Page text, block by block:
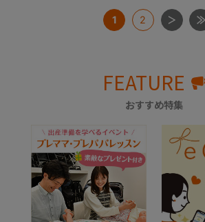
1 2
FEATURE
おすすめ特集